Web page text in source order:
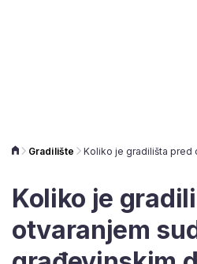
Gradilište
Koliko je
otvaranjem